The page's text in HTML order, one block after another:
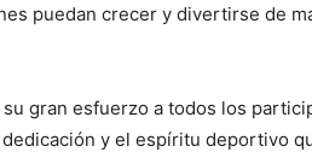
puedan crecer y divertirse de
gran esfuerzo a todos los
y el espíritu deportivo